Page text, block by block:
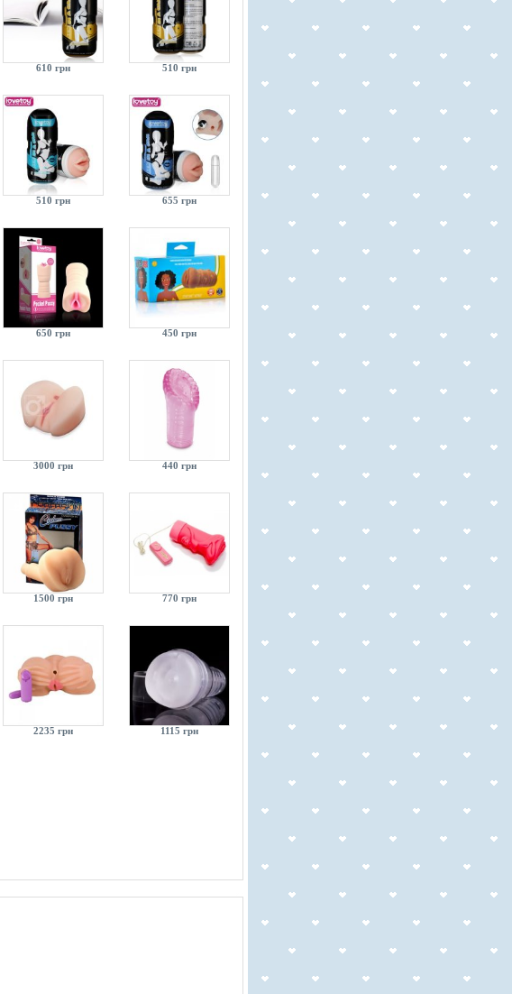
610 грн 510 грн
510 грн 655 грн
650 грн 450 грн
3000 грн 440 грн
1500 грн 770 грн
2235 грн 1115 грн